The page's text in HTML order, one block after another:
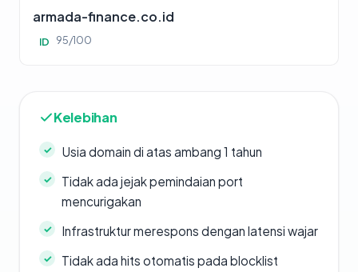
armada-finance.co.id
ID 95/100
Kelebihan
Usia domain di atas ambang 1 tahun
Tidak ada jejak pemindaian port
mencurigakan
Infrastruktur merespons dengan latensi wajar
Tidak ada hits otomatis pada blocklist